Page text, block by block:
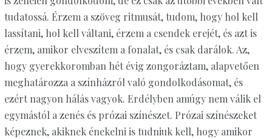
tudatossá. Érzem a szöveg ritmusát, tudom, hogy hol kell
lassítani, hol kell váltani, érzem a csendek erejét, és azt is
érzem, amikor elveszítem a fonalat, és csak darálok. Az,
hogy gyerekkoromban hét évig zongoráztam, alapvetően
meghatározza a színházról való gondolkodásomat, és
ezért nagyon hálás vagyok. Erdélyben amúgy nem válik el
egymástól a zenés és prózai színészet. Prózai színészeket
képeznek, akiknek énekelni is tudniuk kell, hogy amikor